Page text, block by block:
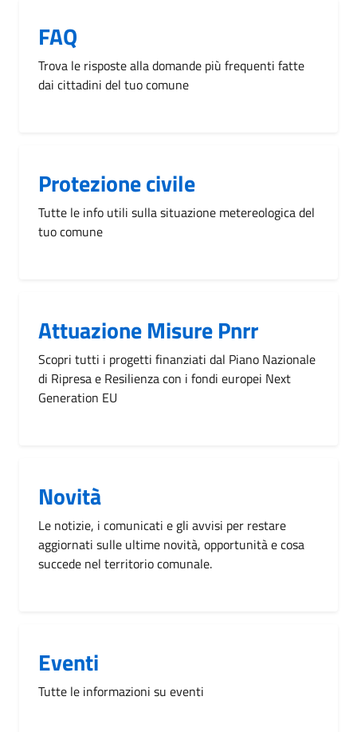
FAQ
Trova le risposte alla domande più frequenti fatte
dai cittadini del tuo comune
Protezione civile
Tutte le info utili sulla situazione metereologica del
tuo comune
Attuazione Misure Pnrr
Scopri tutti i progetti finanziati dal Piano Nazionale
di Ripresa e Resilienza con i fondi europei Next
Generation EU
Novità
Le notizie, i comunicati e gli avvisi per restare
aggiornati sulle ultime novità, opportunità e cosa
succede nel territorio comunale.
Eventi
Tutte le informazioni su eventi